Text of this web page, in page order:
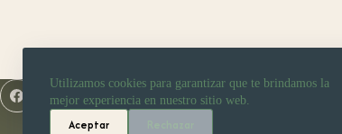
Utilizamos cookies para garantizar que te brindamos la
mejor experiencia en nuestro sitio web.
Aceptar
Facebook Instagram
WhatsApp